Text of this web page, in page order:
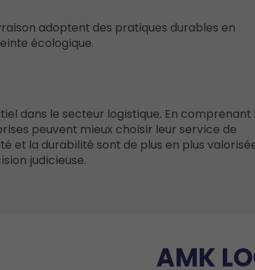
adoptent des pratiques durables en
écologique.
dans le secteur logistique. En comprenant
peuvent mieux choisir leur service de
et la durabilité sont de plus en plus
judicieuse.
AMK